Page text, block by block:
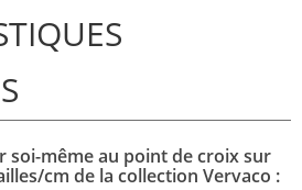
soi-même au point de croix sur
cm de la collection Vervaco :